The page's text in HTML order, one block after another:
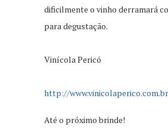
dificilmente o vinho derramará
para degustação.
Vinícola Pericó
http://www.vinicolaperico.com.br
Até o próximo brinde!